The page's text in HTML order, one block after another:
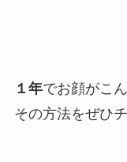
１年でお顔がこ
その方法をぜひ